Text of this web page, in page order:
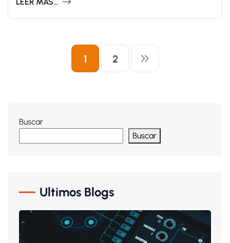
1 2
Buscar
Buscar
Ultimos Blogs